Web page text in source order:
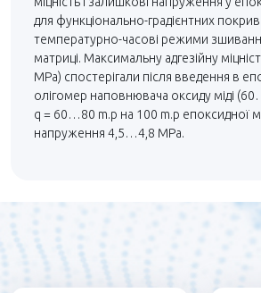
для функціонально-градієнтних
температурно-часові режими
матриці. Максимальну адгезійну
МРа) спостерігали після введення в
олігомер наповнювача оксиду міді
q = 60…80 m.p на 100 m.p епоксидної
напруження 4,5…4,8 МРа.